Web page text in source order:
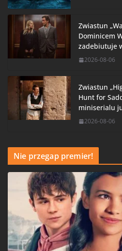
Zwiastun
Dominicem
zadebiutuje
2026-08-06
Zwiastun
Hunt for
miniserialu
2026-08-06
Nie przegap premier!